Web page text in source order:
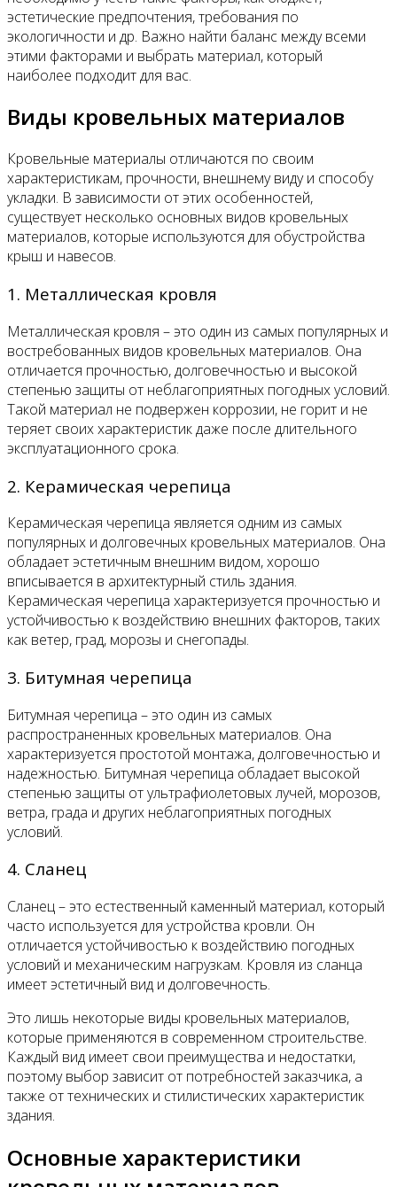
эстетические предпочтения, требования по
экологичности и др. Важно найти баланс между всеми
этими факторами и выбрать материал, который
наиболее подходит для вас.
Виды кровельных материалов
Кровельные материалы отличаются по своим
характеристикам, прочности, внешнему виду и способу
укладки. В зависимости от этих особенностей,
существует несколько основных видов кровельных
материалов, которые используются для обустройства
крыш и навесов.
1. Металлическая кровля
Металлическая кровля – это один из самых популярных и
востребованных видов кровельных материалов. Она
отличается прочностью, долговечностью и высокой
степенью защиты от неблагоприятных погодных условий.
Такой материал не подвержен коррозии, не горит и не
теряет своих характеристик даже после длительного
эксплуатационного срока.
2. Керамическая черепица
Керамическая черепица является одним из самых
популярных и долговечных кровельных материалов. Она
обладает эстетичным внешним видом, хорошо
вписывается в архитектурный стиль здания.
Керамическая черепица характеризуется прочностью и
устойчивостью к воздействию внешних факторов, таких
как ветер, град, морозы и снегопады.
3. Битумная черепица
Битумная черепица – это один из самых
распространенных кровельных материалов. Она
характеризуется простотой монтажа, долговечностью и
надежностью. Битумная черепица обладает высокой
степенью защиты от ультрафиолетовых лучей, морозов,
ветра, града и других неблагоприятных погодных
условий.
4. Сланец
Сланец – это естественный каменный материал, который
часто используется для устройства кровли. Он
отличается устойчивостью к воздействию погодных
условий и механическим нагрузкам. Кровля из сланца
имеет эстетичный вид и долговечность.
Это лишь некоторые виды кровельных материалов,
которые применяются в современном строительстве.
Каждый вид имеет свои преимущества и недостатки,
поэтому выбор зависит от потребностей заказчика, а
также от технических и стилистических характеристик
здания.
Основные характеристики